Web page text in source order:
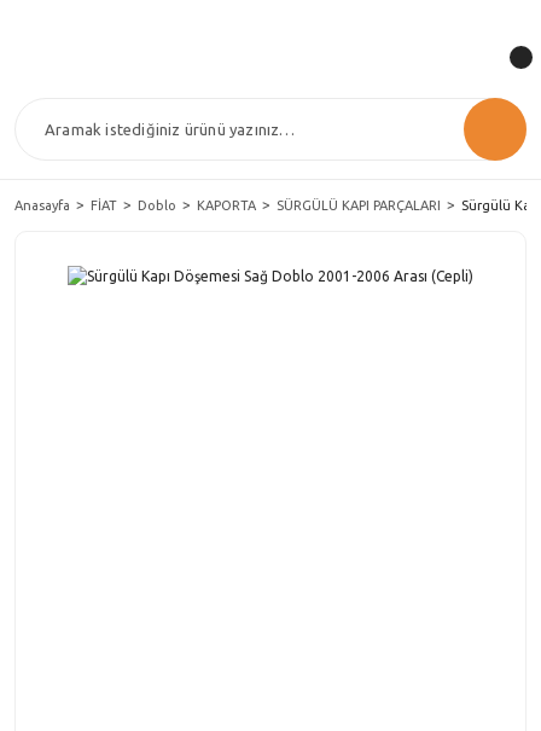
Anasayfa FİAT Doblo KAPORTA SÜRGÜLÜ KAPI PARÇALARI Sürgülü